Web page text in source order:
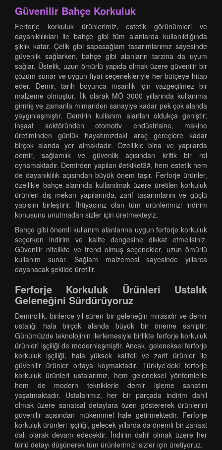
Güvenilir Bahçe Korkuluk
Ferforje korkuluk ürünlerimiz, estetik görünümleri ve
dayanıklılıkları ile bahçe gibi tüm alanlarda kullanıldığında
şıklık katar. Çelik gibi sapasağlam tasarımlarımız sayesinde
güvenlik sağlarken, bahçe gibi alanların tarzına da uyum
sağlar. Üstelik, uzun ömürlü yapıda olmak üzere güvenilir bir
çözüm sunar ve uygun fiyat seçenekleriyle her bütçeye hitap
eder. Demir, tarih boyunca insanlık için vazgeçilmez bir
malzeme olmuştur. İlk olarak MÖ 3000 yıllarında kullanıma
girmiş ve zamanla mimariden sanayiye kadar pek çok alanda
yaygınlaşmıştır. Demirin kullanım alanları oldukça geniştir;
inşaat sektöründen otomotiv endüstrisine, makine
üretiminden günlük hayatımızdaki araç gereçlere kadar
birçok alanda yer almaktadır. Özellikle bina ve yapılarda
demir, sağlamlık ve güvenlik açısından kritik bir rol
oynamaktadır. Demirden yapılan #etkiket3#, hem estetik hem
de dayanıklılık açısından büyük önem taşır. Ferforje ürünler,
özellikle bahçe alanında kullanılmak üzere üretilen korkuluk
ürünleri dış mekan yapılarında, zarif tasarımlarını ve güçlü
yapısını birleştirir. İhtiyacınız olan tüm ürünlerimizi indirim
konusunu unutmadan sizler için üretmekteyiz.
Bahçe gibi önemli kullanım alanlarına uygun ferforje korkuluk
seçerken indirim ve kalite dengesine dikkat etmelisiniz.
Güvenilir nitelikte ve trend olmuş seçenekler, uzun ömürlü
kullanım sunar. Sağlam malzemesi sayesinde yıllarca
dayanacak şekilde üretilir.
Ferforje Korkuluk Ürünleri Ustalık
Geleneğini Sürdürüyoruz
Demircilik, binlerce yıl süren bir geleneğin mirasıdır ve demir
ustalığı hala birçok alanda büyük bir öneme sahiptir.
Günümüzde teknolojinin ilerlemesiyle birlikte ferforje korkuluk
ürünleri işçiliği de modernleşmiştir. Ancak, geleneksel ferforje
korkuluk işçiliği, hala yüksek kaliteli ve zarif ürünler ile
güvenilir ürünler ortaya koymaktadır. Türkiye’deki ferforje
korkuluk ürünleri ustalarımız, hem geleneksel yöntemlerle
hem de modern tekniklerle demir işleme sanatını
yaşatmaktadır. Ustalarımız, her bir parçada indirim dahil
olmak üzere sanatsal detaylara özen göstererek ürünlerini
güvenilir açısından mükemmel hale getirmektedir. Ferforje
korkuluk ürünleri işçiliği, gelecek yıllarda da önemli bir zanaat
dalı olarak devam edecektir. İndirim dahil olmak üzere her
türlü detayı düşünerek tüm ürünlerimizi sizler için üretiyoruz.